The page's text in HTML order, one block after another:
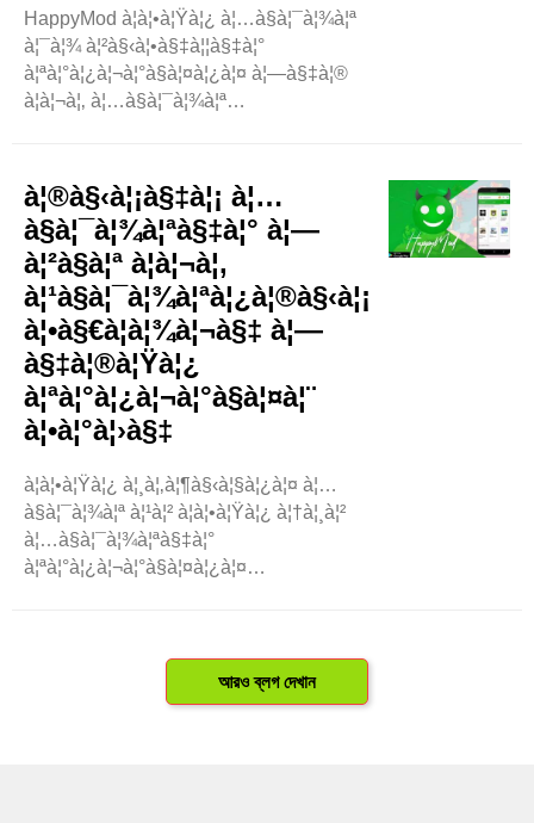
HappyMod à¦à¦•à¦Ÿà¦¿ à¦…à§à¦¯à¦¾à¦ª
à¦¯à¦¾ à¦²à§‹à¦•à§‡à¦¦à§‡à¦°
à¦ªà¦°à¦¿à¦¬à¦°à§à¦¤à¦¿à¦¤ à¦—à§‡à¦®
à¦à¦¬à¦‚ à¦…à§à¦¯à¦¾à¦ª
à¦¨à§‡à¦• à¦¬à§à¦¯à¦¬à¦¹à¦¾à¦°à¦•à¦¾à¦°à§€
HappyMod ..
à¦®à§‹à¦¡à§‡à¦¡ à¦…
à§à¦¯à¦¾à¦ªà§‡à¦° à¦—
à¦²à§à¦ª à¦à¦¬à¦‚
à¦¹à§à¦¯à¦¾à¦ªà¦¿à¦®à§‹à¦¡
à¦•à§€à¦­à¦¾à¦¬à§‡ à¦—
à§‡à¦®à¦Ÿà¦¿
à¦ªà¦°à¦¿à¦¬à¦°à§à¦¤à¦¨
à¦•à¦°à¦›à§‡
à¦à¦•à¦Ÿà¦¿ à¦¸à¦‚à¦¶à§‹à¦§à¦¿à¦¤ à¦…
à§à¦¯à¦¾à¦ª à¦¹à¦² à¦à¦•à¦Ÿà¦¿ à¦†à¦¸à¦²
à¦…à§à¦¯à¦¾à¦ªà§‡à¦°
à¦ªà¦°à¦¿à¦¬à¦°à§à¦¤à¦¿à¦¤
à¦¬à¦¿à¦§à¦¿à¦¨à¦¿à¦·à§‡à¦§ ..
আরও ব্লগ দেখান